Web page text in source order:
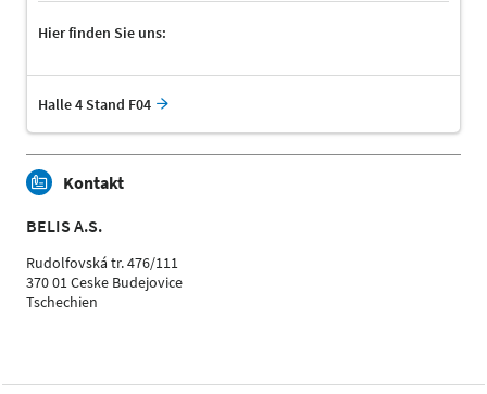
Hier finden Sie uns:
Halle 4 Stand F04
Kontakt
BELIS A.S.
Rudolfovská tr. 476/111
370 01 Ceske Budejovice
Tschechien